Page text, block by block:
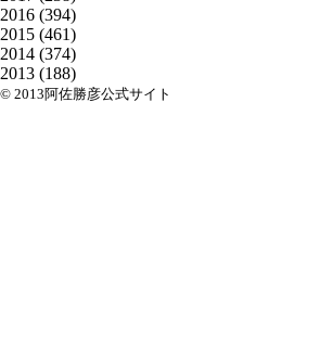
2016 (394)
2015 (461)
2014 (374)
2013 (188)
© 2013阿佐勝彦公式サイト